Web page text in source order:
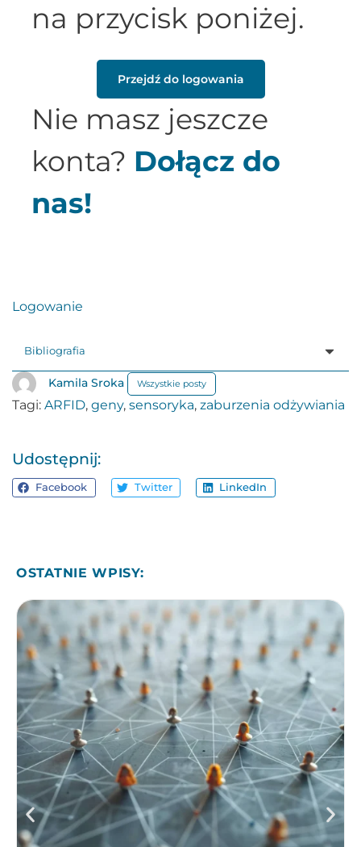
na przycisk poniżej.
Przejdź do logowania
Nie masz jeszcze
konta? Dołącz do
nas!
Logowanie
Bibliografia
Kamila Sroka Wszystkie posty
Tagi: ARFID, geny, sensoryka, zaburzenia odżywiania
Udostępnij:
Facebook Twitter LinkedIn
OSTATNIE WPISY: